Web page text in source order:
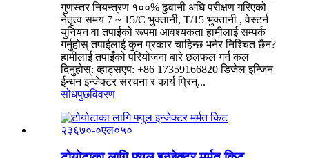
गुणस्तर नियन्त्रण १००% ढुवानी अघि परीक्षण गरिएको
नेतृत्व समय 7 ~ 15/C भुक्तानी, T/15 भुक्तानी , वेस्टर्न
युनियन वा तपाईंको रूपमा आवश्यकता हामीलाई सम्पर्क
गर्नुहोस् तपाईलाई कुन प्रकार चाहिन्छ भनेर निश्चित छैन?
हामीलाई तपाइँको परियोजना बारे छलफल गर्न कल
दिनुहोस्: व्हाट्सएप: +86 17359166820 डिजेल इन्जिन
ईन्धन इन्जेक्टर संरचना र कार्य प्रिन्...
सोधपुछविवरण